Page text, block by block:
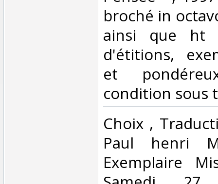
broché in
ainsi que ht
d'étitions,
et
condition sous
‎Choix ,
Paul henri
Exemplaire